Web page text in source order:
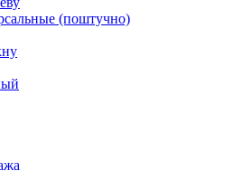
(поштучно)